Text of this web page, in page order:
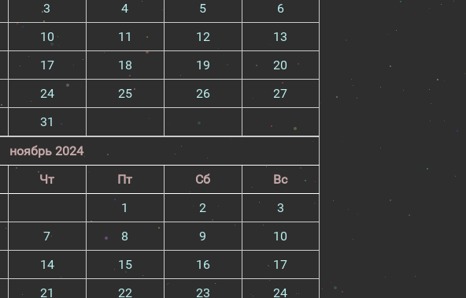
3 4 5
6
10 11 12
13
17 18 19
20
24 25 26
27
31
ноябрь 2024
Чт Пт Сб
Вс
1
2
3
7 8 9
10
14 15 16
17
21 22 23 24